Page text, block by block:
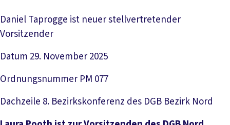
Daniel Taprogge ist neuer stellvertretender
Vorsitzender
Datum 29. November 2025
Ordnungsnummer PM 077
Dachzeile 8. Bezirkskonferenz des DGB Bezirk Nord